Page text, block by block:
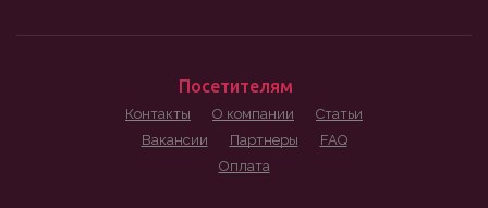
Посетителям
Контакты О компании
Статьи
Вакансии
Партнеры
FAQ
Оплата